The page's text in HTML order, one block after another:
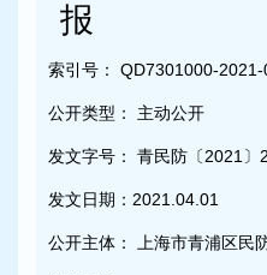
报
索引号： QD7301000-2021-
公开类型： 主动公开
发文字号： 青民防〔2021〕
发文日期： 2021.04.01
公开主体： 上海市青浦区民